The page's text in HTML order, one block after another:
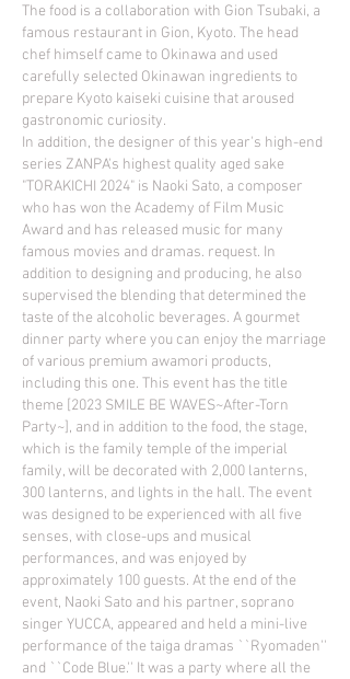
The food is a collaboration with Gion Tsubaki, a
famous restaurant in Gion, Kyoto. The head
chef himself came to Okinawa and used
carefully selected Okinawan ingredients to
prepare Kyoto kaiseki cuisine that aroused
gastronomic curiosity.
In addition, the designer of this year's high-end
series ZANPA's highest quality aged sake
"TORAKICHI 2024" is Naoki Sato, a composer
who has won the Academy of Film Music
Award and has released music for many
famous movies and dramas. request. In
addition to designing and producing, he also
supervised the blending that determined the
taste of the alcoholic beverages. A gourmet
dinner party where you can enjoy the marriage
of various premium awamori products,
including this one. This event has the title
theme [2023 SMILE BE WAVES~After-Torn
Party~], and in addition to the food, the stage,
which is the family temple of the imperial
family, will be decorated with 2,000 lanterns,
300 lanterns, and lights in the hall. The event
was designed to be experienced with all five
senses, with close-ups and musical
performances, and was enjoyed by
approximately 100 guests. At the end of the
event, Naoki Sato and his partner, soprano
singer YUCCA, appeared and held a mini-live
performance of the taiga dramas ``Ryomaden''
and ``Code Blue.'' It was a party where all the